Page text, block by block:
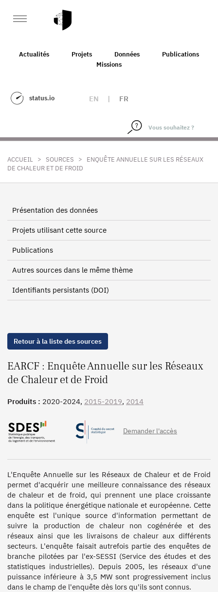
Actualités Projets Données
Publications
Missions
status.io EN | FR
ACCUEIL > SOURCES >
ENQUÊTE ANNUELLE SUR LES RÉSEAUX
DE CHALEUR ET DE FROID
Présentation des données
Projets utilisant cette source
Publications
Autres sources dans le même thème
Identifiants persistants (DOI)
Retour à la liste des sources
EARCF : Enquête Annuelle sur les Réseaux
de Chaleur et de Froid
Produits : 2020-2024, 2015-2019, 2014
Demander l'accès
L'Enquête Annuelle sur les Réseaux de Chaleur et de Froid
permet d'acquérir une meilleure connaissance des réseaux
de chaleur et de froid, qui prennent une place croissante
dans la politique énergétique nationale et européenne. Cette
enquête est l'unique source d'information permettant de
suivre la production de chaleur non cogénérée et des
réseaux ainsi que les livraisons de chaleur aux différents
secteurs. L'enquête faisait autrefois partie des enquêtes de
branche pilotées par l'ex-SESSI (Service des études et des
statistiques industrielles). Depuis 2005, les réseaux d'une
puissance inférieure à 3,5 MW sont progressivement inclus
dans le champ de l'enquête dès lors qu'ils sont connus.